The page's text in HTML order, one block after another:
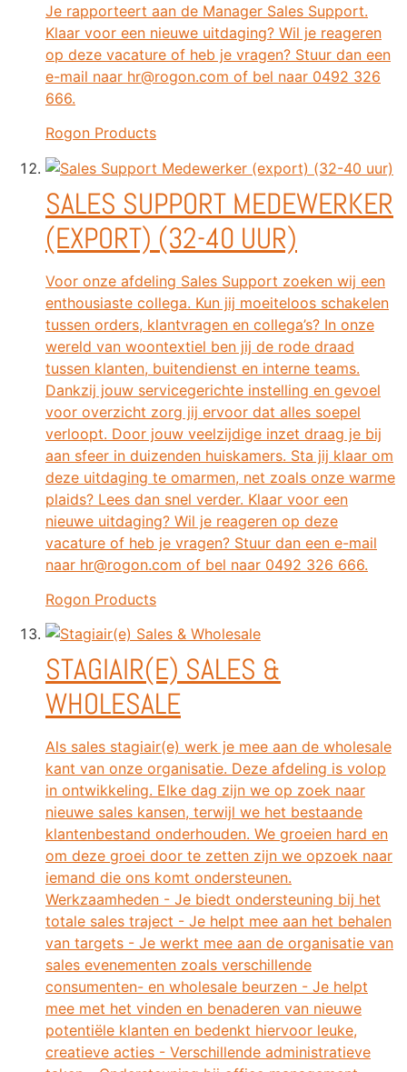
Je rapporteert aan de Manager Sales Support.
Klaar voor een nieuwe uitdaging? Wil je reageren
op deze vacature of heb je vragen? Stuur dan een
e-mail naar hr@rogon.com of bel naar 0492 326
666.
Rogon Products
SALES SUPPORT MEDEWERKER
(EXPORT) (32-40 UUR)
Voor onze afdeling Sales Support zoeken wij een
enthousiaste collega. Kun jij moeiteloos schakelen
tussen orders, klantvragen en collega’s? In onze
wereld van woontextiel ben jij de rode draad
tussen klanten, buitendienst en interne teams.
Dankzij jouw servicegerichte instelling en gevoel
voor overzicht zorg jij ervoor dat alles soepel
verloopt. Door jouw veelzijdige inzet draag je bij
aan sfeer in duizenden huiskamers. Sta jij klaar om
deze uitdaging te omarmen, net zoals onze warme
plaids? Lees dan snel verder. Klaar voor een
nieuwe uitdaging? Wil je reageren op deze
vacature of heb je vragen? Stuur dan een e-mail
naar hr@rogon.com of bel naar 0492 326 666.
Rogon Products
STAGIAIR(E) SALES &
WHOLESALE
Als sales stagiair(e) werk je mee aan de wholesale
kant van onze organisatie. Deze afdeling is volop
in ontwikkeling. Elke dag zijn we op zoek naar
nieuwe sales kansen, terwijl we het bestaande
klantenbestand onderhouden. We groeien hard en
om deze groei door te zetten zijn we opzoek naar
iemand die ons komt ondersteunen.
Werkzaamheden - Je biedt ondersteuning bij het
totale sales traject - Je helpt mee aan het behalen
van targets - Je werkt mee aan de organisatie van
sales evenementen zoals verschillende
consumenten- en wholesale beurzen - Je helpt
mee met het vinden en benaderen van nieuwe
potentiële klanten en bedenkt hiervoor leuke,
creatieve acties - Verschillende administratieve